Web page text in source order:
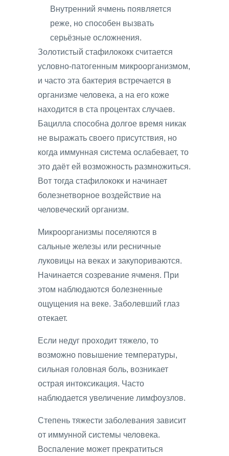
Внутренний ячмень появляется
реже, но способен вызвать
серьёзные осложнения.
Золотистый стафилококк считается
условно-патогенным микроорганизмом,
и часто эта бактерия встречается в
организме человека, а на его коже
находится в ста процентах случаев.
Бацилла способна долгое время никак
не выражать своего присутствия, но
когда иммунная система ослабевает, то
это даёт ей возможность размножиться.
Вот тогда стафилококк и начинает
болезнетворное воздействие на
человеческий организм.
Микроорганизмы поселяются в
сальные железы или ресничные
луковицы на веках и закупориваются.
Начинается созревание ячменя. При
этом наблюдаются болезненные
ощущения на веке. Заболевший глаз
отекает.
Если недуг проходит тяжело, то
возможно повышение температуры,
сильная головная боль, возникает
острая интоксикация. Часто
наблюдается увеличение лимфоузлов.
Степень тяжести заболевания зависит
от иммунной системы человека.
Воспаление может прекратиться